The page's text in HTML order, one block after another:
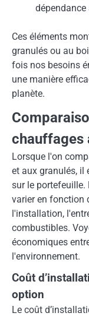
Ces éléments
granulés ou au
fois nos besoins
une manière
planète.
chauffages
Lorsque l'on
et aux granulés, il
sur le portefeuille.
varier en fonction
l'installation,
combustibles.
économiques
l'environnement.
Coût
option
Le coût